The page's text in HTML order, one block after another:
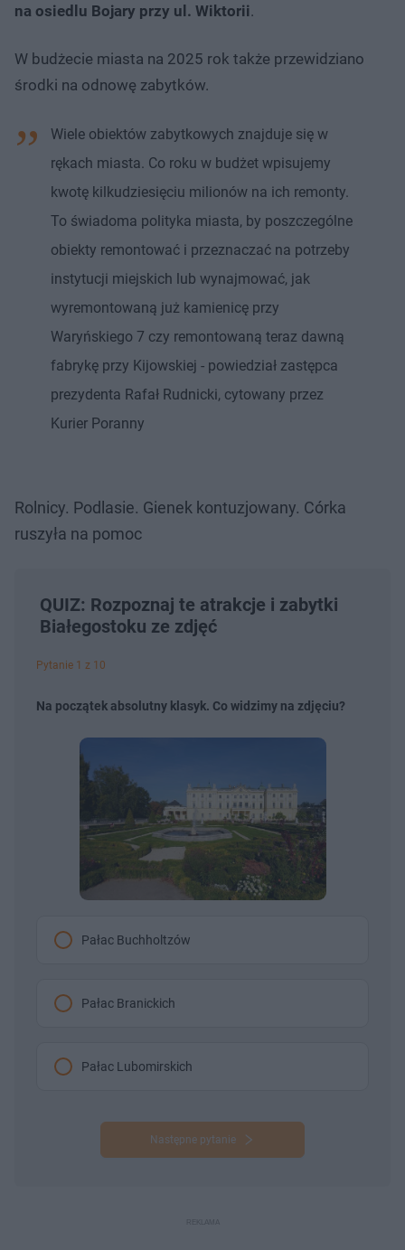
na osiedlu Bojary przy ul. Wiktorii.
W budżecie miasta na 2025 rok także przewidziano
środki na odnowę zabytków.
Wiele obiektów zabytkowych znajduje się w
rękach miasta. Co roku w budżet wpisujemy
kwotę kilkudziesięciu milionów na ich remonty.
To świadoma polityka miasta, by poszczególne
obiekty remontować i przeznaczać na potrzeby
instytucji miejskich lub wynajmować, jak
wyremontowaną już kamienicę przy
Waryńskiego 7 czy remontowaną teraz dawną
fabrykę przy Kijowskiej - powiedział zastępca
prezydenta Rafał Rudnicki, cytowany przez
Kurier Poranny
Rolnicy. Podlasie. Gienek kontuzjowany. Córka
ruszyła na pomoc
QUIZ: Rozpoznaj te atrakcje i zabytki
Białegostoku ze zdjęć
Pytanie 1 z 10
Na początek absolutny klasyk. Co widzimy na zdjęciu?
Pałac Buchholtzów
Pałac Branickich
Pałac Lubomirskich
Następne pytanie